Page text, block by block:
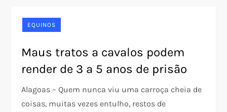
EQUINOS
Maus tratos a cavalos podem
render de 3 a 5 anos de prisão
Alagoas – Quem nunca viu uma carroça cheia de
coisas, muitas vezes entulho, restos de